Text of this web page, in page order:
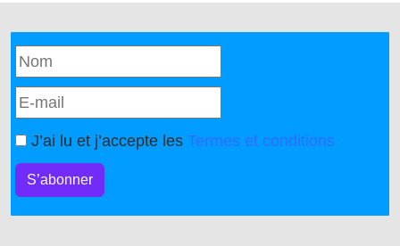
J’ai lu et j’accepte les Termes et conditions
S’abonner